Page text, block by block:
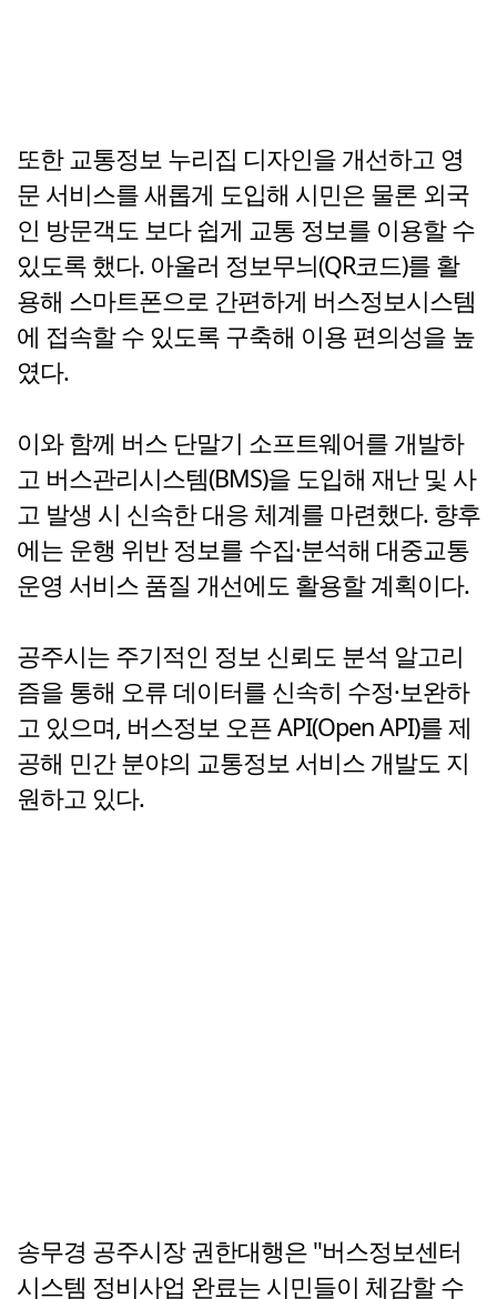
또한 교통정보 누리집 디자인을 개선하고 영
문 서비스를 새롭게 도입해 시민은 물론 외국
인 방문객도 보다 쉽게 교통 정보를 이용할 수
있도록 했다. 아울러 정보무늬(QR코드)를 활
용해 스마트폰으로 간편하게 버스정보시스템
에 접속할 수 있도록 구축해 이용 편의성을 높
였다.
이와 함께 버스 단말기 소프트웨어를 개발하
고 버스관리시스템(BMS)을 도입해 재난 및 사
고 발생 시 신속한 대응 체계를 마련했다. 향후
에는 운행 위반 정보를 수집·분석해 대중교통
운영 서비스 품질 개선에도 활용할 계획이다.
공주시는 주기적인 정보 신뢰도 분석 알고리
즘을 통해 오류 데이터를 신속히 수정·보완하
고 있으며, 버스정보 오픈 API(Open API)를 제
공해 민간 분야의 교통정보 서비스 개발도 지
원하고 있다.
송무경 공주시장 권한대행은 "버스정보센터
시스템 정비사업 완료는 시민들이 체감할 수